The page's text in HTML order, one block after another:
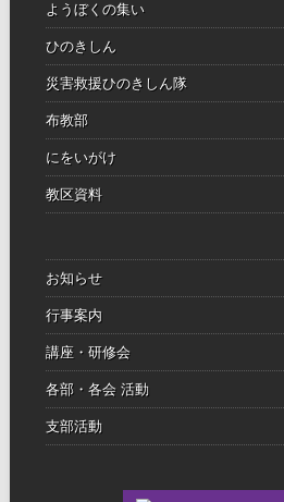
ようぼくの集い
ひのきしん
災害救援ひのきしん隊
布教部
にをいがけ
教区資料
お知らせ
行事案内
講座・研修会
各部・各会 活動
支部活動